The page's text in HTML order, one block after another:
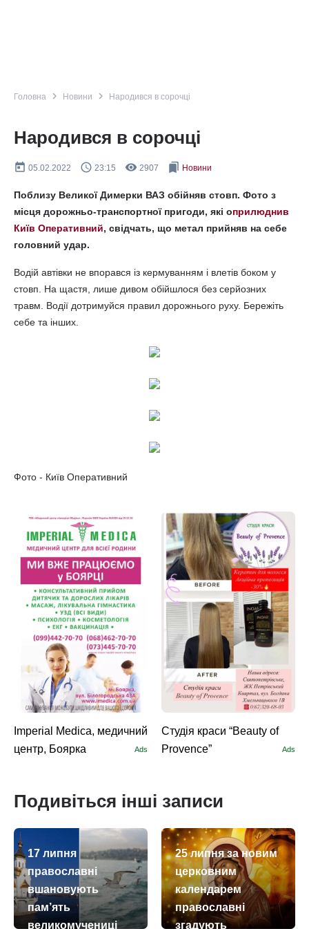
Головна navigate_next Новини navigate_next Народився в сорочці
Народився в сорочці
today 05.02.2022 query_builder 23:15 remove_red_eye 2907 bookmarks Новини
Поблизу Великої Димерки ВАЗ обійняв стовп. Фото з
місця дорожньо-транспортної пригоди, які оприлюднив
Київ Оперативний, свідчать, що метал прийняв на себе
головний удар.
Водій автівки не впорався із кермуванням і влетів боком у
стовп. На щастя, лише дивом обійшлося без серйозних
травм. Водії дотримуйся правил дорожнього руху. Бережіть
себе та інших.
Фото - Київ Оперативний
Imperial Medica, медичний
центр, Боярка
Ads
Студія краси “Beauty of
Provence”
Ads
Подивіться інші записи
17 липня
православні
вшановують
пам’ять
великомучениці
25 липня за новим
церковним
календарем
православні
згадують